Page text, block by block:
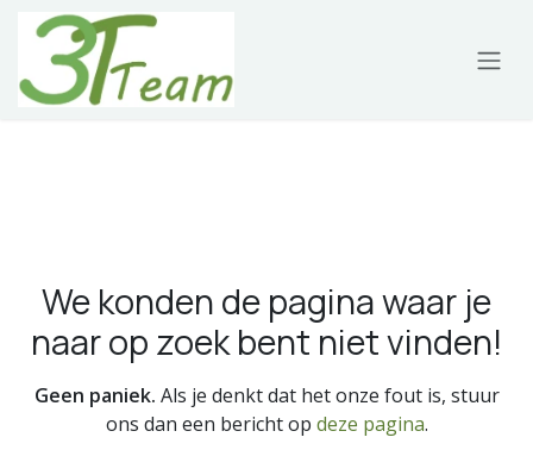
Overslaan naar inhoud
Fout 404
We konden de pagina waar je
naar op zoek bent niet vinden!
Geen paniek. Als je denkt dat het onze fout is, stuur
ons dan een bericht op deze pagina.